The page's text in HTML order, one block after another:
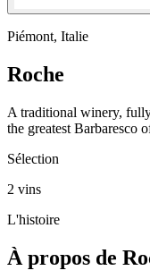
Piémont, Italie
Roche
A traditional winery,
the greatest Barbaresco
Sélection
2 vins
L'histoire
À propos de